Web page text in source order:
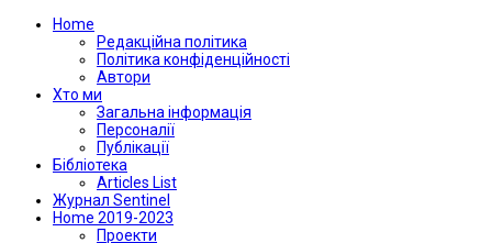
Home
Редакційна політика
Політика конфіденційності
Автори
Хто ми
Загальна інформація
Персоналії
Публікації
Бібліотека
Articles List
Журнал Sentinel
Home 2019-2023
Проекти